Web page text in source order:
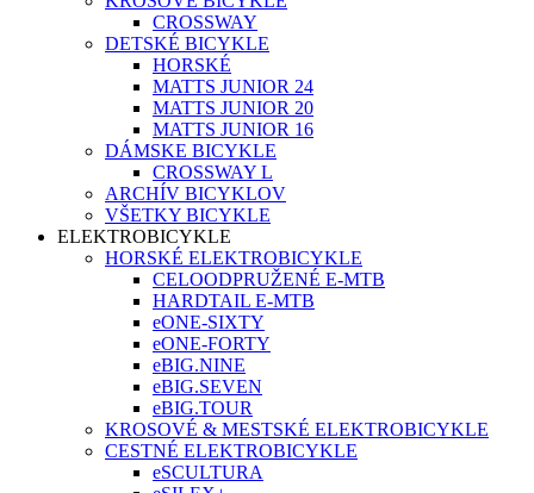
CROSSWAY
DETSKÉ BICYKLE
HORSKÉ
MATTS JUNIOR 24
MATTS JUNIOR 20
MATTS JUNIOR 16
DÁMSKE BICYKLE
CROSSWAY L
ARCHÍV BICYKLOV
VŠETKY BICYKLE
ELEKTROBICYKLE
HORSKÉ ELEKTROBICYKLE
CELOODPRUŽENÉ E-MTB
HARDTAIL E-MTB
eONE-SIXTY
eONE-FORTY
eBIG.NINE
eBIG.SEVEN
eBIG.TOUR
KROSOVÉ & MESTSKÉ ELEKTROBICYKLE
CESTNÉ ELEKTROBICYKLE
eSCULTURA